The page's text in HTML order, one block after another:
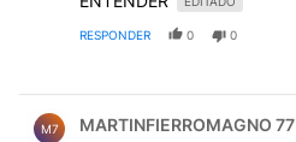
RESPONDER 0 0
M7 MARTINFIERROMAGNO 77